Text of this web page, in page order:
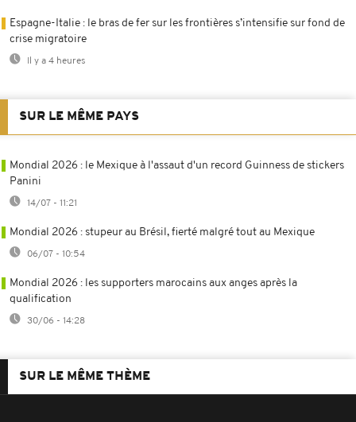
Espagne-Italie : le bras de fer sur les frontières s’intensifie sur fond de
crise migratoire
Il y a 4 heures
SUR LE MÊME PAYS
Mondial 2026 : le Mexique à l'assaut d'un record Guinness de stickers
Panini
14/07 - 11:21
Mondial 2026 : stupeur au Brésil, fierté malgré tout au Mexique
06/07 - 10:54
Mondial 2026 : les supporters marocains aux anges après la
qualification
30/06 - 14:28
SUR LE MÊME THÈME